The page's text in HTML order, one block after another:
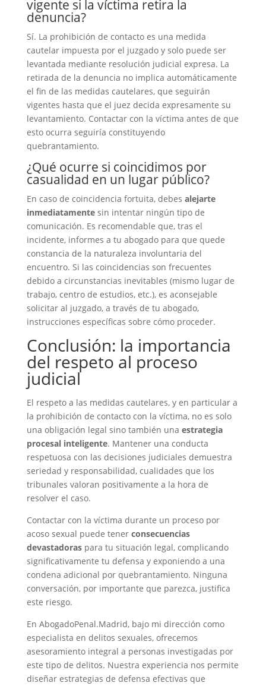
vigente si la víctima retira la
denuncia?
Sí. La prohibición de contacto es una medida
cautelar impuesta por el juzgado y solo puede ser
levantada mediante resolución judicial expresa. La
retirada de la denuncia no implica automáticamente
el fin de las medidas cautelares, que seguirán
vigentes hasta que el juez decida expresamente su
levantamiento. Contactar con la víctima antes de que
esto ocurra seguiría constituyendo
quebrantamiento.
¿Qué ocurre si coincidimos por
casualidad en un lugar público?
En caso de coincidencia fortuita, debes alejarte
inmediatamentesin intentar ningún tipo de
comunicación. Es recomendable que, tras el
incidente, informes a tu abogado para que quede
constancia de la naturaleza involuntaria del
encuentro. Si las coincidencias son frecuentes
debido a circunstancias inevitables (mismo lugar de
trabajo, centro de estudios, etc.), es aconsejable
solicitar al juzgado, a través de tu abogado,
instrucciones específicas sobre cómo proceder.
Conclusión: la importancia
del respeto al proceso
judicial
El respeto a las medidas cautelares, y en particular a
la prohibición de contacto con la víctima, no es solo
una obligación legal sino también una estrategia
procesal inteligente. Mantener una conducta
respetuosa con las decisiones judiciales demuestra
seriedad y responsabilidad, cualidades que los
tribunales valoran positivamente a la hora de
resolver el caso.
Contactar con la víctima durante un proceso por
acoso sexual puede tener consecuencias
devastadoraspara tu situación legal, complicando
significativamente tu defensa y exponiendo a una
condena adicional por quebrantamiento. Ninguna
conversación, por importante que parezca, justifica
este riesgo.
En AbogadoPenal.Madrid, bajo mi dirección como
especialista en delitos sexuales, ofrecemos
asesoramiento integral a personas investigadas por
este tipo de delitos. Nuestra experiencia nos permite
diseñar estrategias de defensa efectivas que